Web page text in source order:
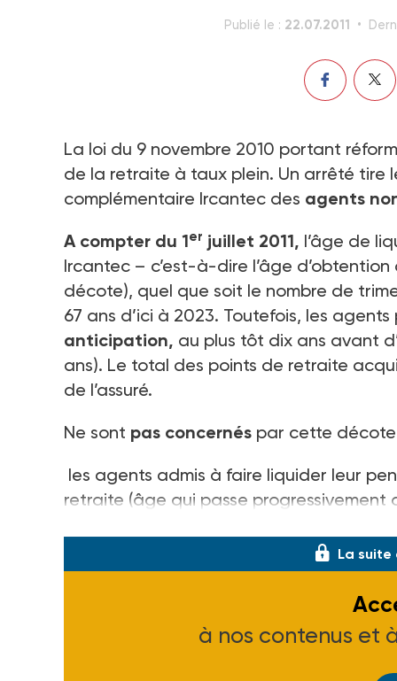
Publié le : 22.07.2011
La loi du 9 novembre 2010 portant
de la retraite à taux plein. Un arrêté tire
complémentaire Ircantec des agents
A compter du 1er juillet 2011, l’âge de
Ircantec – c’est-à-dire l’âge
décote), quel que soit le nombre de
67 ans d’ici à 2023. Toutefois, les
anticipation, au plus tôt dix ans avant
ans). Le total des points de retraite
de l’assuré.
Ne sont pas concernés par cette
les agents admis à faire liquider leur
retraite (âge qui passe
La suite
à nos contenus et